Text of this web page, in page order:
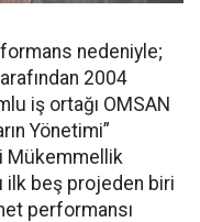
nedeniyle;
2004
iş ortağı OMSAN
Yönetimi”
Mükemmellik
ilk beş projeden biri
performansı